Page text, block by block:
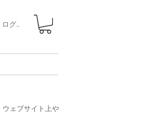
ログイン
ウェブサイト上や